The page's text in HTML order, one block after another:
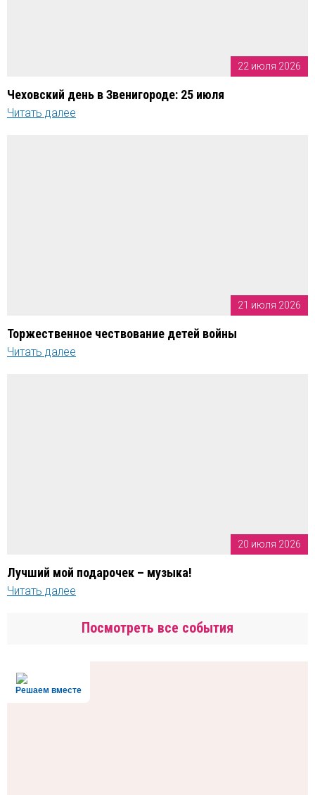
22 июля 2026
Чеховский день в Звенигороде: 25 июля
Читать далее
21 июля 2026
Торжественное чествование детей войны
Читать далее
20 июля 2026
Лучший мой подарочек – музыка!
Читать далее
Посмотреть все события
Решаем вместе